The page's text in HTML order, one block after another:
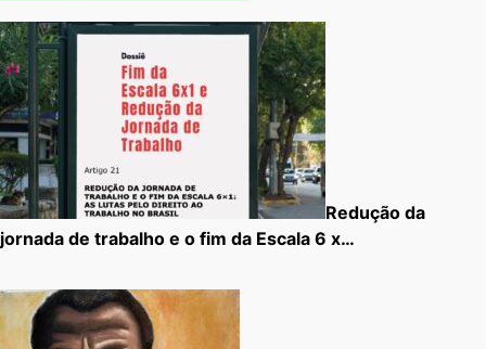
Redução da
jornada de trabalho e o fim da Escala 6 x…